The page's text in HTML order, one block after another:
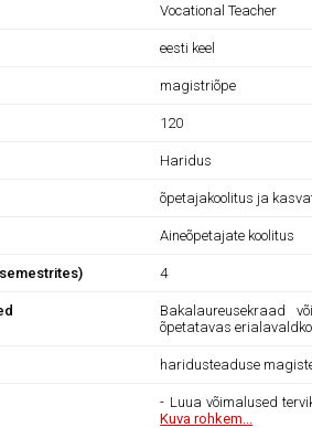
Vocational Teacher
eesti keel
magistriõpe
120
Haridus
õpetajakoolitus ja
Aineõpetajate koolitus
4
Bakalaureusekraad
õpetatavas
haridusteaduse
- Luua võimalused
Kuva rohkem...